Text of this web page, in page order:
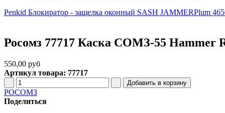
Penkid Блокиратор - защелка оконный SASH JAMMERPlum
Росомз 77717 Каска СОМЗ-55 Hammer
550,00 руб
Артикул товара: 77717
РОСОМЗ
Поделиться